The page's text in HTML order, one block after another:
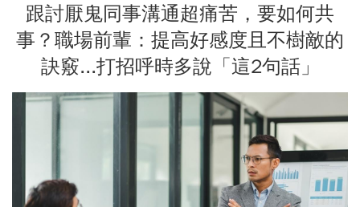
跟討厭鬼同事溝通超痛苦，要如何共
事？職場前輩：提高好感度且不樹敵的
訣竅...打招呼時多說「這2句話」